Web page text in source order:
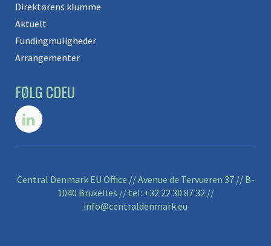
Direktørens klumme
Aktuelt
Fundingmuligheder
Arrangementer
FØLG CDEU
Central Denmark EU Office // Avenue de Tervueren 37 // B-
1040 Bruxelles // tel: +32 22 30 87 32//
info@centraldenmark.eu